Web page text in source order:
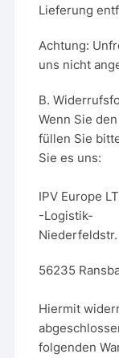
Lieferung
Achtung:
uns nicht
B.
Wenn Sie
füllen Sie
Sie es uns:
IPV Europe
-Logistik-
Niederfeldstr.
56235
Hiermit
folgenden